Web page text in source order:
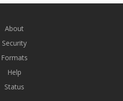
About
Security
Formats
Help
Status